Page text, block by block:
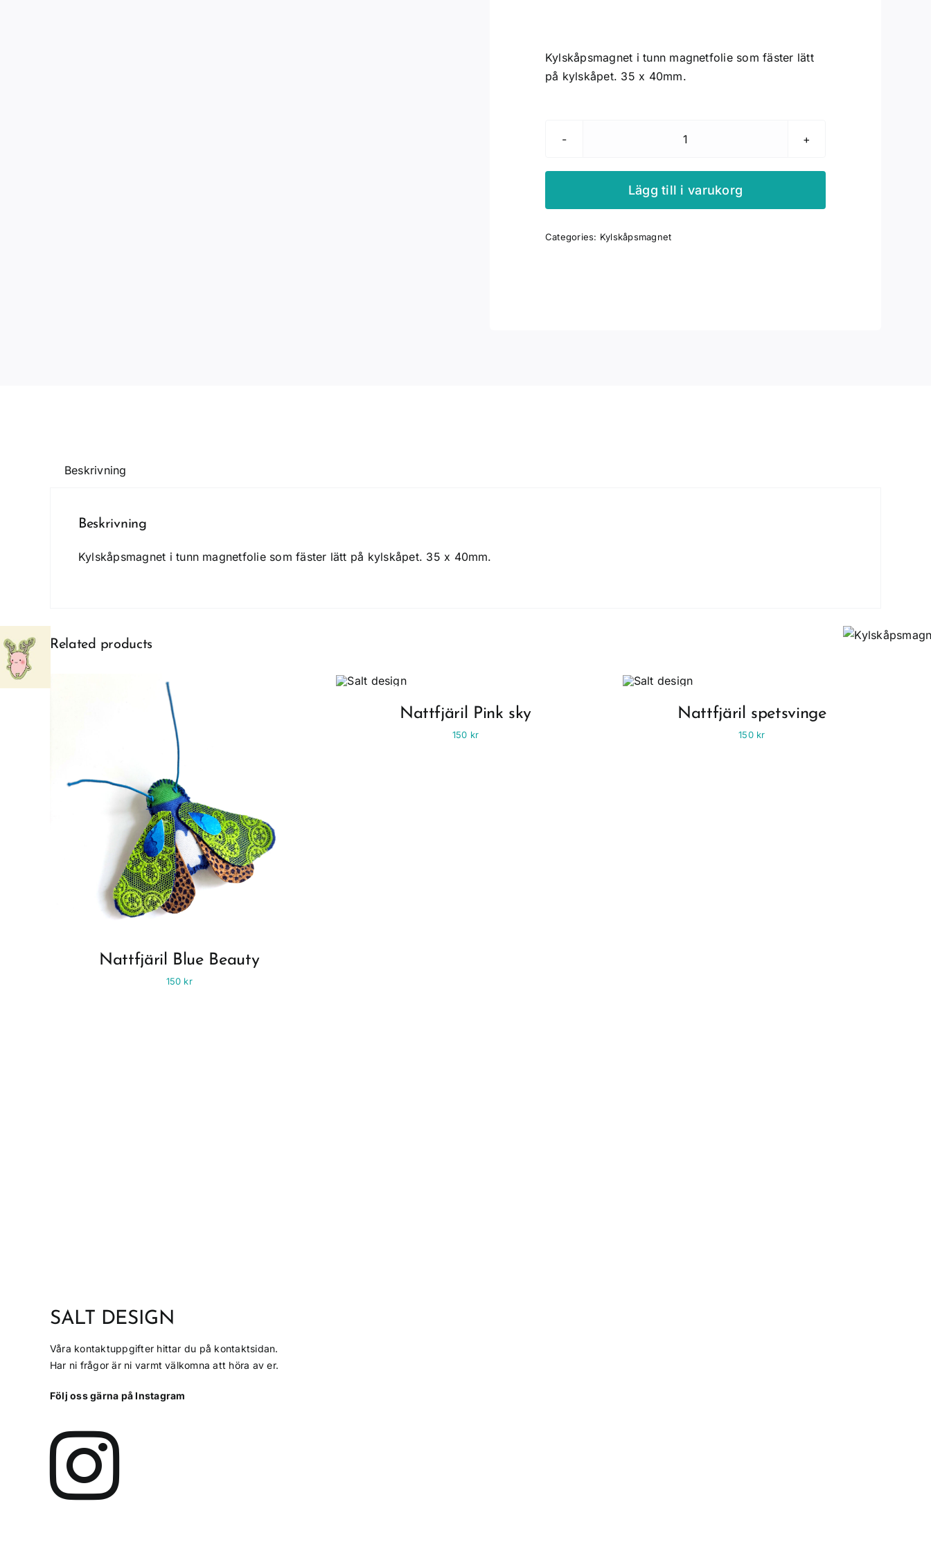
Kylskåpsmagnet i tunn magnetfolie som fäster lätt
på kylskåpet. 35 x 40mm.
Kylskåpsmagnet
mängd
Lägg till i varukorg
Categories: Kylskåpsmagnet
Beskrivning
Beskrivning
Kylskåpsmagnet i tunn magnetfolie som fäster lätt på kylskåpet. 35 x 40mm.
Related products
Nattfjäril Blue Beauty
150 kr
Nattfjäril Pink sky
150 kr
Nattfjäril spetsvinge
150 kr
SALT DESIGN
Våra kontaktuppgifter hittar du på kontaktsidan.
Har ni frågor är ni varmt välkomna att höra av er.
Följ oss gärna på Instagram